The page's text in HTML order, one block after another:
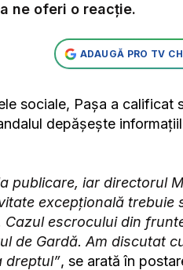
ne oferi o reacție.
ADAUGĂ PRO TV
sociale, Pașa a calificat
depășește
publicare, iar directorul
excepțională trebuie
escrocului din
de Gardă. Am discutat
dreptul”, se arată în